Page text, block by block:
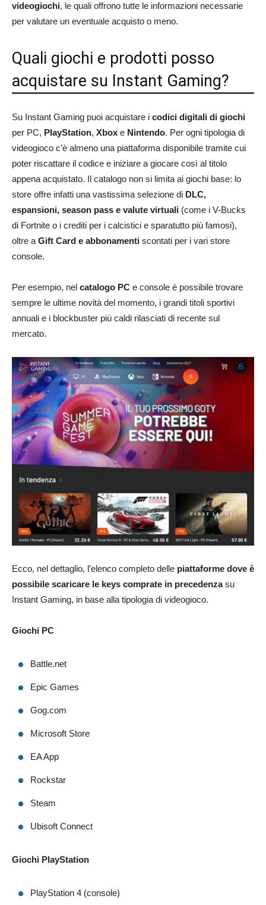
videogiochi, le quali offrono tutte le informazioni necessarie
per valutare un eventuale acquisto o meno.
Quali giochi e prodotti posso
acquistare su Instant Gaming?
Su Instant Gaming puoi acquistare i codici digitali di giochi
per PC, PlayStation, Xbox e Nintendo. Per ogni tipologia di
videogioco c’è almeno una piattaforma disponibile tramite cui
poter riscattare il codice e iniziare a giocare così al titolo
appena acquistato. Il catalogo non si limita ai giochi base: lo
store offre infatti una vastissima selezione di DLC,
espansioni, season pass e valute virtuali (come i V-Bucks
di Fortnite o i crediti per i calcistici e sparatutto più famosi),
oltre a Gift Card e abbonamenti scontati per i vari store
console.
Per esempio, nel catalogo PC e console è possibile trovare
sempre le ultime novità del momento, i grandi titoli sportivi
annuali e i blockbuster più caldi rilasciati di recente sul
mercato.
Ecco, nel dettaglio, l’elenco completo delle piattaforme dove è
possibile scaricare le keys comprate in precedenzasu
Instant Gaming, in base alla tipologia di videogioco.
Giochi PC
Battle.net
Epic Games
Gog.com
Microsoft Store
EA App
Rockstar
Steam
Ubisoft Connect
Giochi PlayStation
PlayStation 4 (console)